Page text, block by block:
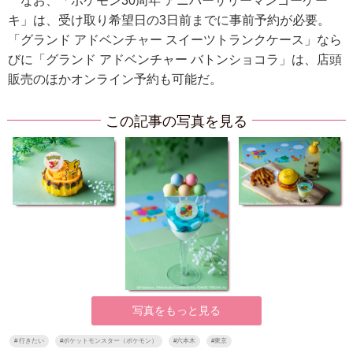
キ」は、受け取り希望日の3日前までに事前予約が必要。
「グランド アドベンチャー スイーツトランクケース」なら
びに「グランド アドベンチャー バトンショコラ」は、店頭
販売のほかオンライン予約も可能だ。
この記事の写真を見る
写真をもっと見る
#行きたい #ポケットモンスター（ポケモン） #六本木 #東京